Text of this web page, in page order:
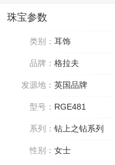
珠宝参数
类别： 耳饰
品牌： 格拉夫
发源地： 英国品牌
型号： RGE481
系列： 钻上之钻系列
性别： 女士